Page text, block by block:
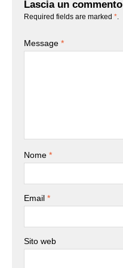
Lascia un commento
Required fields are marked *
Message *
Nome *
Email *
Sito web